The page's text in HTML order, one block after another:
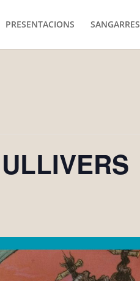
PRESENTACIONS SANGARRES